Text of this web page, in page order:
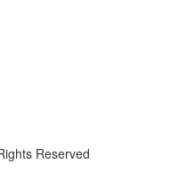
Reserved